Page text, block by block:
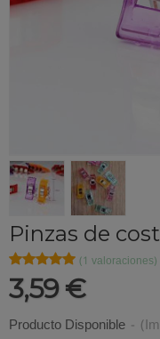
Pinzas de
★★★★★
★★★★★ (1 valoraciones)
3,59 €
Producto Disponible -